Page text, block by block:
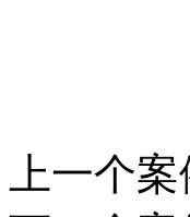
上一个案